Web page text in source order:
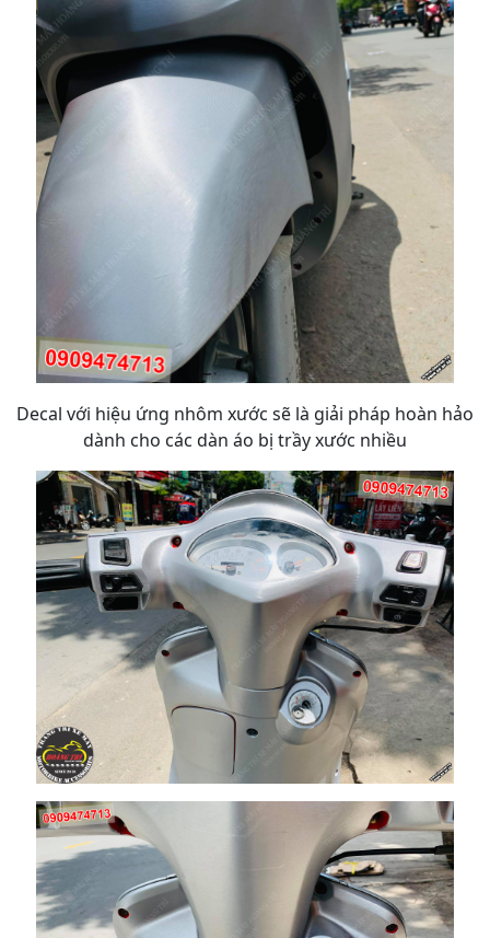
Decal với hiệu ứng nhôm xước sẽ là giải pháp hoàn hảo
dành cho các dàn áo bị trầy xước nhiều